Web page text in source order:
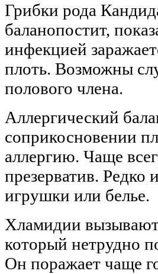
Грибки рода
баланопостит,
инфекцией
плоть. Возможны
полового члена.
Аллергический
соприкосновении
аллергию. Чаще
презерватив. Редко
игрушки или белье.
Хламидии
который нетрудно
Он поражает чаще